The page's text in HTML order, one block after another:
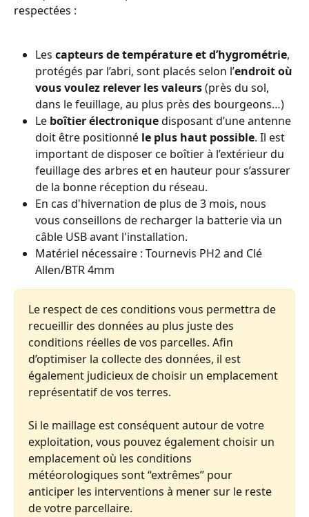
respectées :
Les capteurs de température et d’hygrométrie,
protégés par l’abri, sont placés selon l’endroit où
vous voulez relever les valeurs (près du sol,
dans le feuillage, au plus près des bourgeons…)
Le boîtier électronique disposant d’une antenne
doit être positionné le plus haut possible. Il est
important de disposer ce boîtier à l’extérieur du
feuillage des arbres et en hauteur pour s’assurer
de la bonne réception du réseau.
En cas d'hivernation de plus de 3 mois, nous
vous conseillons de recharger la batterie via un
câble USB avant l'installation.
Matériel nécessaire : Tournevis PH2 and Clé
Allen/BTR 4mm
Le respect de ces conditions vous permettra de
recueillir des données au plus juste des
conditions réelles de vos parcelles. Afin
d’optimiser la collecte des données, il est
également judicieux de choisir un emplacement
représentatif de vos terres.
Si le maillage est conséquent autour de votre
exploitation, vous pouvez également choisir un
emplacement où les conditions
météorologiques sont “extrêmes” pour
anticiper les interventions à mener sur le reste
de votre parcellaire.